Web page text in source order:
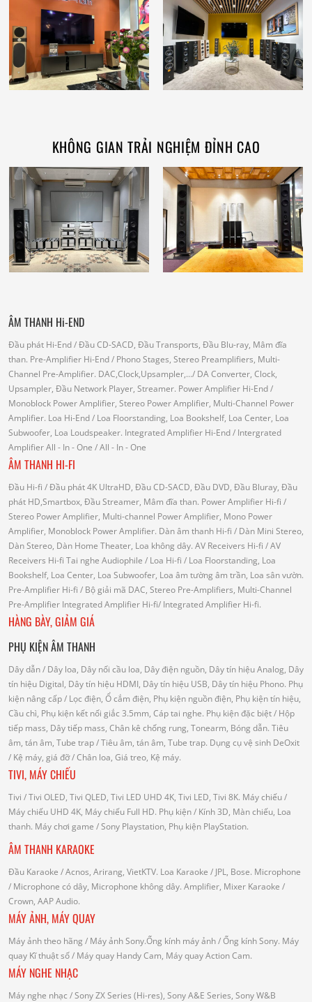
KHÔNG GIAN TRẢI NGHIỆM ĐỈNH CAO
ÂM THANH Hi-END
Đầu phát Hi-End/ Đầu CD-SACD, Đầu Transports, Đầu Blu-ray, Mâm đĩa
than. Pre-Amplifier Hi-End/ Phono Stages, Stereo Preamplifiers, Multi-
Channel Pre-Amplifier. DAC,Clock,Upsampler,.../ DA Converter, Clock,
Upsampler, Đầu Network Player, Streamer. Power Amplifier Hi-End/
Monoblock Power Amplifier, Stereo Power Amplifier, Multi-Channel Power
Amplifier. Loa Hi-End/ Loa Floorstanding, Loa Bookshelf, Loa Center, Loa
Subwoofer, Loa Loudspeaker. Integrated Amplifier Hi-End/ Intergrated
AmplifierAll - In - One / All - In - One
ÂM THANH HI-FI
Đầu Hi-fi / Đầu phát 4K UltraHD, Đầu CD-SACD, Đầu DVD, Đầu Bluray, Đầu
phát HD,Smartbox, Đầu Streamer, Mâm đĩa than. Power Amplifier Hi-fi /
Stereo Power Amplifier, Multi-channel Power Amplifier, Mono Power
Amplifier, Monoblock Power Amplifier. Dàn âm thanh Hi-fi / Dàn Mini Stereo,
Dàn Stereo, Dàn Home Theater, Loa không dây. AV Receivers Hi-fi / AV
Receivers Hi-fi Tai nghe Audiophile / Loa Hi-fi / Loa Floorstanding, Loa
Bookshelf, Loa Center, Loa Subwoofer, Loa âm tường âm trần, Loa sân vườn.
Pre-Amplifier Hi-fi / Bộ giải mã DAC, Stereo Pre-Amplifiers, Multi-Channel
Pre-Amplifier Integrated Amplifier Hi-fi/ Integrated Amplifier Hi-fi.
HÀNG BÀY, GIẢM GIÁ
PHỤ KIỆN ÂM THANH
Dây dẫn/ Dây loa, Dây nối cầu loa, Dây điện nguồn, Dây tín hiệu Analog, Dây
tín hiệu Digital, Dây tín hiệu HDMI, Dây tín hiệu USB, Dây tín hiệu Phono. Phụ
kiện nâng cấp/ Lọc điện, Ổ cắm điện, Phụ kiện nguồn điện, Phụ kiện tín hiệu,
Cầu chì, Phụ kiện kết nối giắc 3.5mm, Cáp tai nghe. Phụ kiện đặc biệt/ Hộp
tiếp mass, Dây tiếp mass, Chân kê chống rung, Tonearm, Bóng dẫn. Tiêu
âm, tán âm, Tube trap/ Tiêu âm, tán âm, Tube trap. Dụng cụ vệ sinh DeOxit
/ Kệ máy, giá đỡ/ Chân loa, Giá treo, Kệ máy.
TIVI, MÁY CHIẾU
Tivi / Tivi OLED, Tivi QLED, Tivi LED UHD 4K, Tivi LED, Tivi 8K. Máy chiếu/
Máy chiếu UHD 4K, Máy chiếu Full HD. Phụ kiện/ Kính 3D, Màn chiếu, Loa
thanh. Máy chơi game / Sony Playstation, Phụ kiện PlayStation.
ÂM THANH KARAOKE
Đầu Karaoke / Acnos, Arirang, VietKTV. Loa Karaoke / JPL, Bose. Microphone
/ Microphone có dây, Microphone không dây. Amplifier, Mixer Karaoke /
Crown, AAP Audio.
MÁY ẢNH, MÁY QUAY
Máy ảnh theo hãng / Máy ảnh Sony.Ống kính máy ảnh / Ống kính Sony. Máy
quay Kĩ thuật số/ Máy quay Handy Cam, Máy quay Action Cam.
MÁY NGHE NHẠC
Máy nghe nhạc / Sony ZX Series (Hi-res), Sony A&E Series, Sony W&B